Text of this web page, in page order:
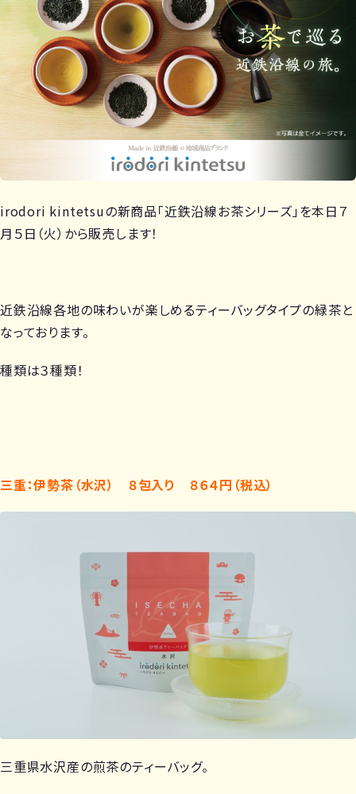
irodori kintetsuの新商品「近鉄沿線お茶シリーズ」を本日７
月５日（火）から販売します！
近鉄沿線各地の味わいが楽しめるティーバッグタイプの緑茶と
なっております。
種類は３種類！
三重：伊勢茶（水沢） ８包入り ８６４円（税込）
三重県水沢産の煎茶のティーバッグ。